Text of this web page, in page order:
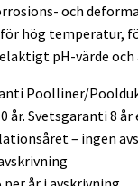
och
för hög temperatur,
pH-värde
Poolliner/
år. Svetsgaranti 8
– ingen